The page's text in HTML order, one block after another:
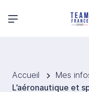
Menu principal
Accueil
Mes